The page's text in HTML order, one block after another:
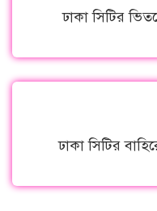
ঢাকা সিটির
ঢাকা সিটির